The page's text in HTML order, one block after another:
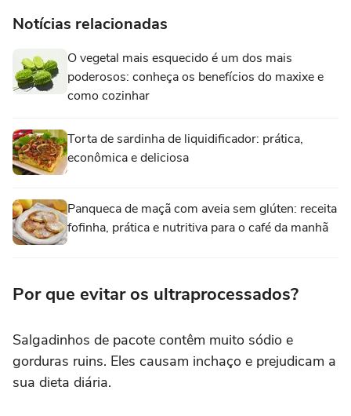
Notícias relacionadas
O vegetal mais esquecido é um dos mais
poderosos: conheça os benefícios do maxixe e
como cozinhar
Torta de sardinha de liquidificador: prática,
econômica e deliciosa
Panqueca de maçã com aveia sem glúten: receita
fofinha, prática e nutritiva para o café da manhã
Por que evitar os ultraprocessados?
Salgadinhos de pacote contêm muito sódio e
gorduras ruins. Eles causam inchaço e prejudicam a
sua dieta diária.